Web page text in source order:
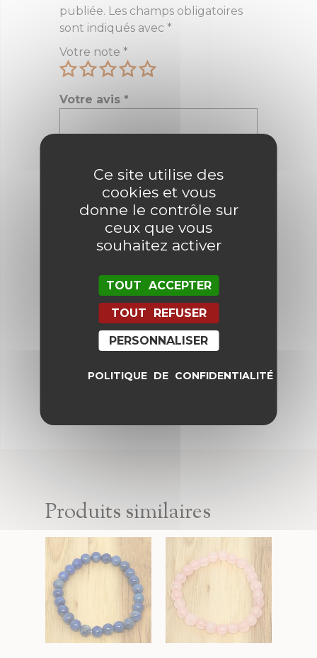
publiée. Les champs obligatoires
sont indiqués avec *
Votre note *
Votre avis *
Enregistrer mon nom, mon e-mail
et mon site dans le navigateur
pour mon prochain commentaire.
Produits similaires
Ce site utilise des
cookies et vous
donne le contrôle sur
ceux que vous
souhaitez activer
TOUT ACCEPTER
TOUT REFUSER
PERSONNALISER
POLITIQUE DE CONFIDENTIALITÉ